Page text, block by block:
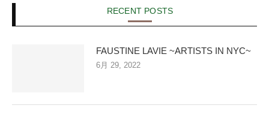
RECENT POSTS
FAUSTINE LAVIE ~ARTISTS IN NYC~
6月 29, 2022